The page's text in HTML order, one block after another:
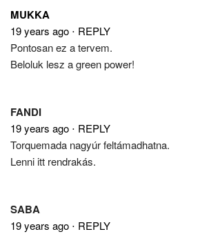
MUKKA
19 years ago ⋅ REPLY
Pontosan ez a tervem.
Beloluk lesz a green power!
FANDI
19 years ago ⋅ REPLY
Torquemada nagyúr feltámadhatna.
Lenni itt rendrakás.
SABA
19 years ago ⋅ REPLY